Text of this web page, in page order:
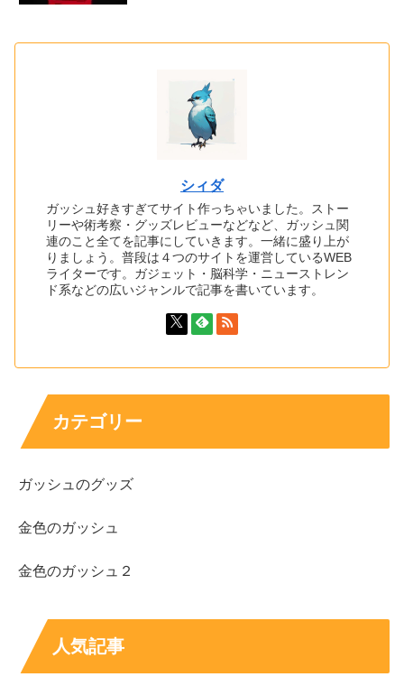
シィダ
ガッシュ好きすぎてサイト作っちゃいました。ストー
リーや術考察・グッズレビューなどなど、ガッシュ関
連のこと全てを記事にしていきます。一緒に盛り上が
りましょう。普段は４つのサイトを運営しているWEB
ライターです。ガジェット・脳科学・ニューストレン
ド系などの広いジャンルで記事を書いています。
カテゴリー
ガッシュのグッズ
金色のガッシュ
金色のガッシュ２
人気記事